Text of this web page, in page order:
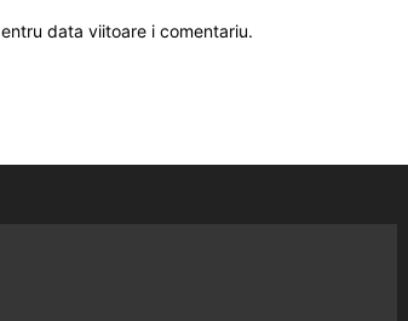
data viitoare i comentariu.